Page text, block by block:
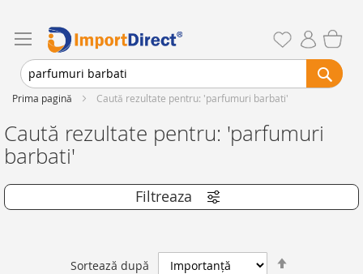
Prima pagină Caută rezultate pentru: 'parfumuri barbati'
Caută rezultate pentru: 'parfumuri
barbati'
Sortează după